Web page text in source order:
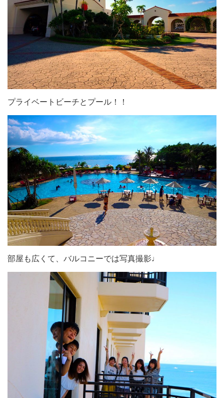
プライベートビーチとプール！！
部屋も広くて、バルコニーでは写真撮影♩